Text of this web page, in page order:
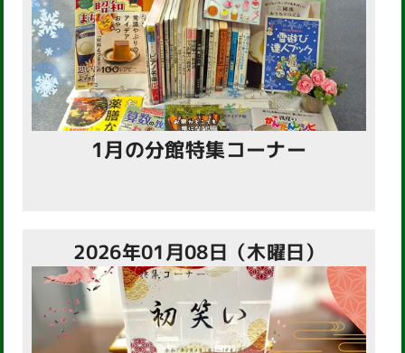
1月の分館特集コーナー
2026年01月08日（木曜日）